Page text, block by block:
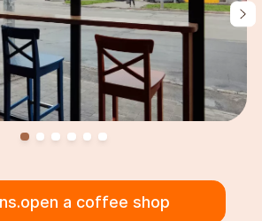
a coffee shop